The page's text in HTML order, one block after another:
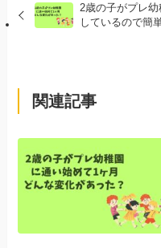
2歳の子がプレ
しているので簡
関連記事